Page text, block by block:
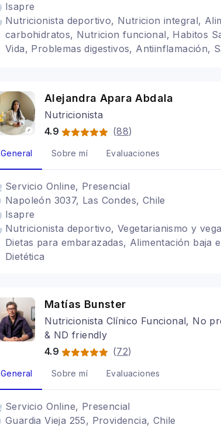
Isapre
Nutricionista deportivo, Nutricion integral,
carbohidratos, Nutricion funcional, Habitos
Vida, Problemas digestivos, Antiinflamación,
Alimentación para celiacos, Bariátrica, SIBO,
somático
Alejandra Apara Abdala
Nutricionista
4.9
(88)
General Sobre mí Evaluaciones
Servicio Online, Presencial
Napoleón 3037, Las Condes, Chile
Isapre
Nutricionista deportivo, Vegetarianismo y
Dietas para embarazadas, Alimentación baja
Dietética
Matías Bunster
Nutricionista Clínico Funcional, No
& ND friendly
4.9
(72)
General Sobre mí Evaluaciones
Servicio Online, Presencial
Guardia Vieja 255, Providencia, Chile